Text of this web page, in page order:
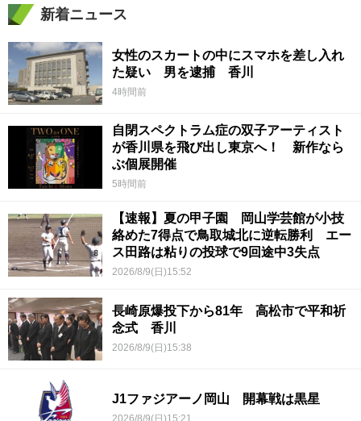
新着ニュース
女性のスカートの中にスマホを差し入れ
た疑い 男を逮捕 香川
4時間前
自閉スペクトラム症の双子アーティスト
が香川県を飛び出し東京へ！ 新作なら
ぶ個展開催
5時間前
【速報】夏の甲子園 岡山学芸館が小技
絡めた7得点で鳥取城北に逆転勝利 エー
ス田路は粘りの投球で9回途中3失点
2026/8/9(日)15:52
長崎原爆投下から81年 高松市で平和祈
念式 香川
2026/8/9(日)15:38
J1ファジアーノ岡山 開幕戦は黒星
2026/8/9(日)15:21